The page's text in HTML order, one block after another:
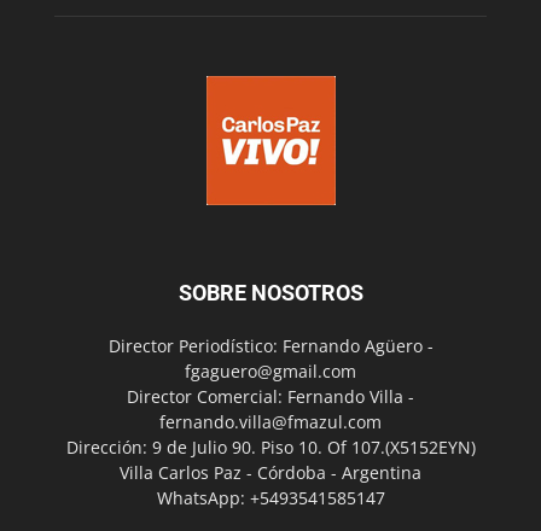
SOBRE NOSOTROS
Director Periodístico: Fernando Agüero -
fgaguero@gmail.com
Director Comercial: Fernando Villa -
fernando.villa@fmazul.com
Dirección: 9 de Julio 90. Piso 10. Of 107.(X5152EYN)
Villa Carlos Paz - Córdoba - Argentina
WhatsApp: +5493541585147